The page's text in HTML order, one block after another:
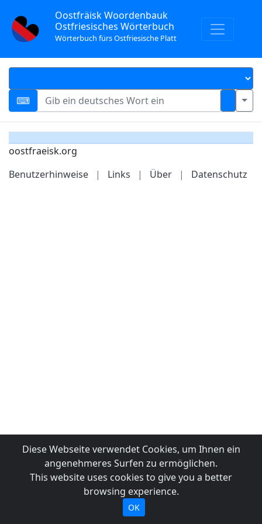
Oostfräisk Woordenbauk
Ostfriesisches Wörterbuch
Wörterbuch fürs Ostfriesische Platt
oostfraeisk.org
Benutzerhinweise
| Links | Über | Datenschutz
Diese Webseite verwendet Cookies, um Ihnen ein
angenehmeres Surfen zu ermöglichen.
This website uses cookies to give you a better
browsing experience.
OK